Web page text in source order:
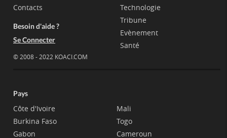
Contacts
Besoin d'aide ?
Se Connecter
© 2008 - 2022 KOACI.COM
Technologie
Tribune
Evènement
Santé
Pays
Côte d'Ivoire
Burkina Faso
Gabon
Mali
Togo
Cameroun